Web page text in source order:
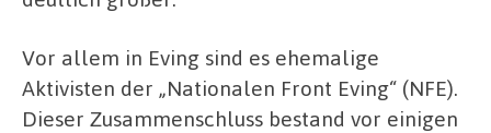
Vor allem in Eving sind es ehemalige
Aktivisten der „Nationalen Front Eving“ (NFE).
Dieser Zusammenschluss bestand vor einigen